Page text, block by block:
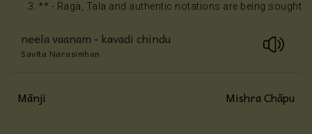
** - Raga, Tala and authentic notations are being sought
neela vaanam - kavadi chindu
Savita Narasimhan
Mānji Mishra Chāpu